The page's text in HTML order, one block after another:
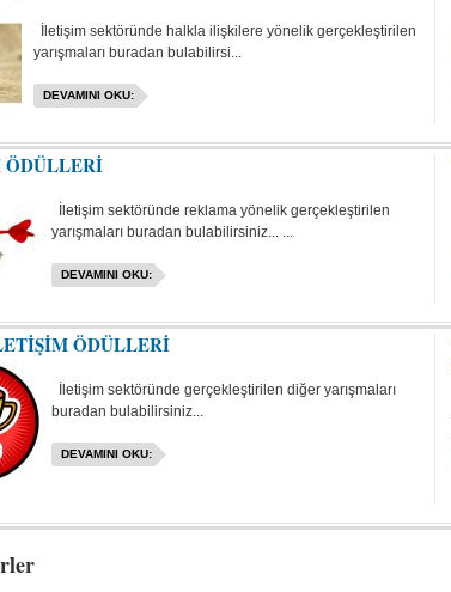
İletişim sektöründe halkla ilişkilere yönelik gerçekleştirilen
yarışmaları buradan bulabilirsi...
DEVAMINI OKU:
İletişim sektöründe reklama yönelik gerçekleştirilen
yarışmaları buradan bulabilirsiniz... ...
DEVAMINI OKU:
ÖDÜLLERİ
İletişim sektöründe gerçekleştirilen diğer yarışmaları
buradan bulabilirsiniz...
DEVAMINI OKU: